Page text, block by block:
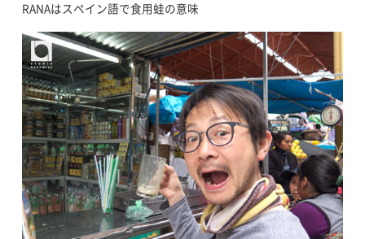
RANAはスペイン語で食用蛙の意味